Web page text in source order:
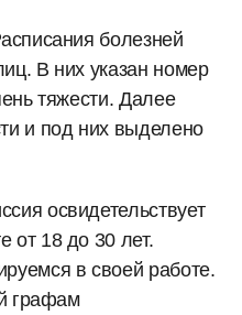
болезней
В них указан номер
тяжести. Далее
и под них выделено
освидетельствует
от 18 до 30 лет.
в своей работе.
графам